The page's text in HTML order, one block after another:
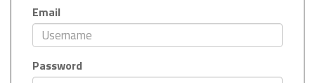
Email
Password